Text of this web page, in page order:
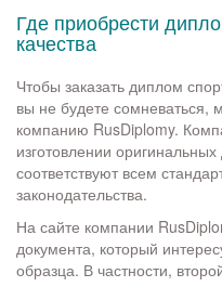
Где приобрести
качества
Чтобы заказать диплом
вы не будете
компанию RusDiplomy.
изготовлении
соответствуют всем
законодательства.
На сайте компании
документа, который
образца. В частности,